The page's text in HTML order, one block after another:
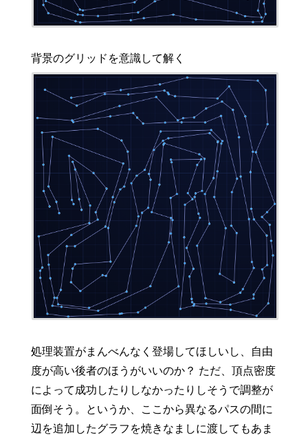
背景のグリッドを意識して解く
処理装置がまんべんなく登場してほしいし、自由
度が高い後者のほうがいいのか？ ただ、頂点密度
によって成功したりしなかったりしそうで調整が
面倒そう。というか、ここから異なるパスの間に
辺を追加したグラフを焼きなましに渡してもあま